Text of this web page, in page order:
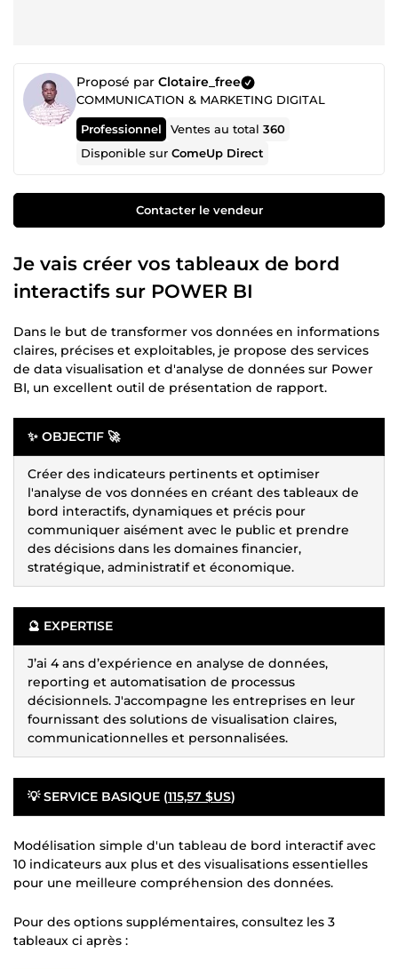
Proposé par Clotaire_free
COMMUNICATION & MARKETING DIGITAL
Professionnel Ventes au total360
Disponible surComeUp Direct
Contacter le vendeur
Je vais créer vos tableaux de bord
interactifs sur POWER BI
Dans le but de transformer vos données en informations
claires, précises et exploitables, je propose des services
de data visualisation et d'analyse de données sur Power
BI, un excellent outil de présentation de rapport.
✨ OBJECTIF 🚀
Créer des indicateurs pertinents et optimiser
l'analyse de vos données en créant des tableaux de
bord interactifs, dynamiques et précis pour
communiquer aisément avec le public et prendre
des décisions dans les domaines financier,
stratégique, administratif et économique.
🔮 EXPERTISE
J’ai 4 ans d’expérience en analyse de données,
reporting et automatisation de processus
décisionnels. J'accompagne les entreprises en leur
fournissant des solutions de visualisation claires,
communicationnelles et personnalisées.
💡 SERVICE BASIQUE (115,57 $US)
Modélisation simple d'un tableau de bord interactif avec
10 indicateurs aux plus et des visualisations essentielles
pour une meilleure compréhension des données.
Pour des options supplémentaires, consultez les 3
tableaux ci après :